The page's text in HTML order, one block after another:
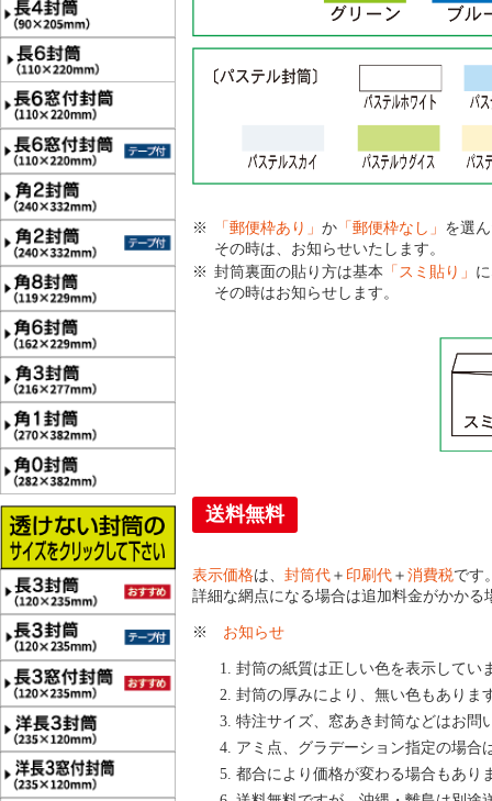
「郵便枠あり」 か 「郵便枠なし」 を選
その時は、お知らせいたします。
封筒裏面の貼り方は基本 「スミ貼り」
その時はお知らせします。
送料無料
表示価格は、 封筒代 ＋ 印刷代 ＋ 消費税です
詳細な網点になる場合は追加料金がかかる
※ お知らせ
封筒の紙質は正しい色を表示してい
封筒の厚みにより、無い色もありま
特注サイズ、窓あき封筒などはお問
アミ点、グラデーション指定の場合
都合により価格が変わる場合もあり